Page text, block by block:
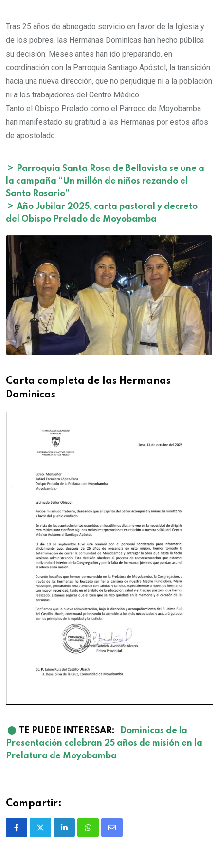
Tras 25 años de abnegado servicio en favor de la Iglesia y
de los pobres, las Hermanas Dominicas han hecho pública
su decisión. Meses antes han ido preparando, en
coordinación con la Parroquia Santiago Apóstol, la transición
hacia una nueva dirección, que no perjudique ni a la población
ni a los trabajadores del Centro Médico.
Tanto el Obispo Prelado como el Párroco de Moyobamba
han manifestado su gratitud a las Hermanas por estos años
de apostolado.
>
Parroquia Santa Rosa de Bellavista se une a
la campaña “Un millón de niños rezando el
Santo Rosario”
> Año Jubilar 2025, carta pastoral y decreto
del Obispo Prelado de Moyobamba
Carta completa de las Hermanas
Dominicas
⬤ TE PUEDE INTERESAR:
Dominicas de la
Presentación celebran 25 años de misión en la
Prelatura de Moyobamba
Compartir: